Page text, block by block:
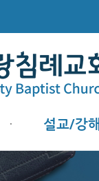
설교/강해